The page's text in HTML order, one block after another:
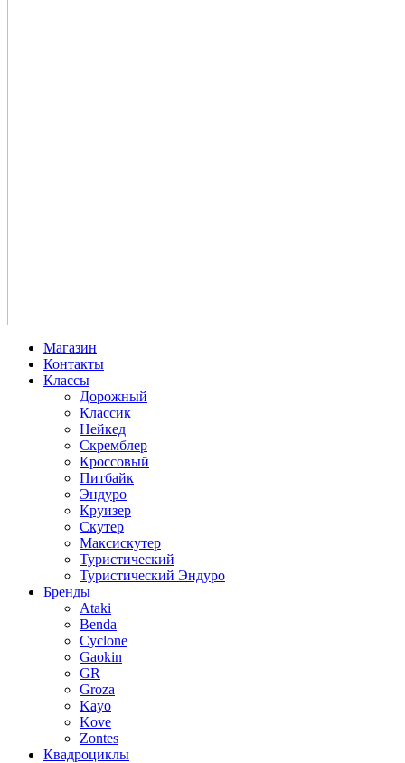
Магазин
Контакты
Классы
Дорожный
Классик
Нейкед
Скремблер
Кроссовый
Питбайк
Эндуро
Круизер
Скутер
Максискутер
Туристический
Туристический Эндуро
Бренды
Ataki
Benda
Cyclone
Gaokin
GR
Groza
Kayo
Kove
Zontes
Квадроциклы